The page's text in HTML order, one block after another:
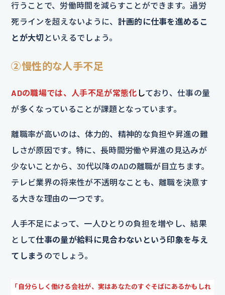
行うことで、労働時間を減らすことができます。過労
死ラインを超えないように、 計画的に仕事を進めるこ
とが大切 といえるでしょう。
②慢性的な人手不足
ADの職場では、人手不足が常態化 しており、仕事の量
が多くなっていることが課題となっています。
離職率が高いのは、体力的、精神的な負担や昇進の難
しさが原因です。特に、長時間労働や昇進の見込みが
少ないことから、30代以降のADの離職が目立ちます。
テレビ業界の将来性が不透明なことも、離職を決意す
る大きな理由の一つです。
人手不足によって、一人ひとりの負担を増やし、結果
として仕事の量が給料に見合わないという印象を与え
てしまう のでしょう。
「自分らしく働ける会社が、実はあなたのすぐそばにあるかもしれ